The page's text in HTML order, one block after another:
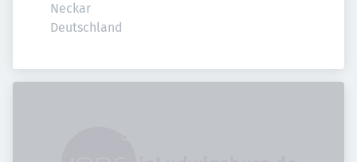
Neckar
Deutschland